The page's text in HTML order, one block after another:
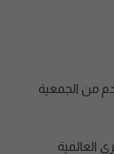
من الجمعية
العالمية